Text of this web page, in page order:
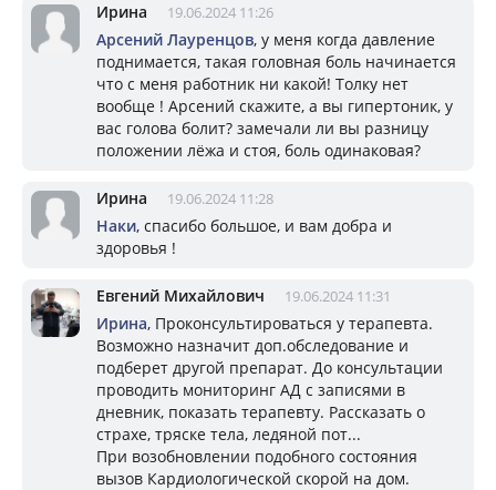
Ирина 19.06.2024 11:26
Арсений Лауренцов, у меня когда давление
поднимается, такая головная боль начинается
что с меня работник ни какой! Толку нет
вообще ! Арсений скажите, а вы гипертоник, у
вас голова болит? замечали ли вы разницу
положении лёжа и стоя, боль одинаковая?
Ирина 19.06.2024 11:28
Наки, спасибо большое, и вам добра и
здоровья !
Евгений Михайлович 19.06.2024 11:31
Ирина, Проконсультироваться у терапевта.
Возможно назначит доп.обследование и
подберет другой препарат. До консультации
проводить мониторинг АД с записями в
дневник, показать терапевту. Рассказать о
страхе, тряске тела, ледяной пот...
При возобновлении подобного состояния
вызов Кардиологической скорой на дом.